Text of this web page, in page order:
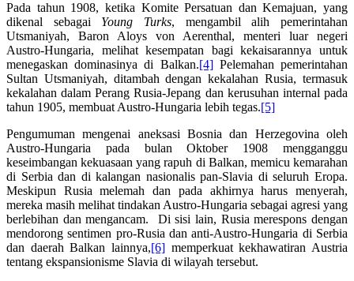
Pada tahun 1908, ketika Komite Persatuan dan Kemajuan, yang
dikenal sebagai Young Turks, mengambil alih pemerintahan
Utsmaniyah, Baron Aloys von Aerenthal, menteri luar negeri
Austro-Hungaria, melihat kesempatan bagi kekaisarannya untuk
menegaskan dominasinya di Balkan.[4]Pelemahan pemerintahan
Sultan Utsmaniyah, ditambah dengan kekalahan Rusia, termasuk
kekalahan dalam Perang Rusia-Jepang dan kerusuhan internal pada
tahun 1905, membuat Austro-Hungaria lebih tegas.[5]
Pengumuman mengenai aneksasi Bosnia dan Herzegovina oleh
Austro-Hungaria pada bulan Oktober 1908 mengganggu
keseimbangan kekuasaan yang rapuh di Balkan, memicu kemarahan
di Serbia dan di kalangan nasionalis pan-Slavia di seluruh Eropa.
Meskipun Rusia melemah dan pada akhirnya harus menyerah,
mereka masih melihat tindakan Austro-Hungaria sebagai agresi yang
berlebihan dan mengancam. Di sisi lain, Rusia merespons dengan
mendorong sentimen pro-Rusia dan anti-Austro-Hungaria di Serbia
dan daerah Balkan lainnya,[6] memperkuat kekhawatiran Austria
tentang ekspansionisme Slavia di wilayah tersebut.